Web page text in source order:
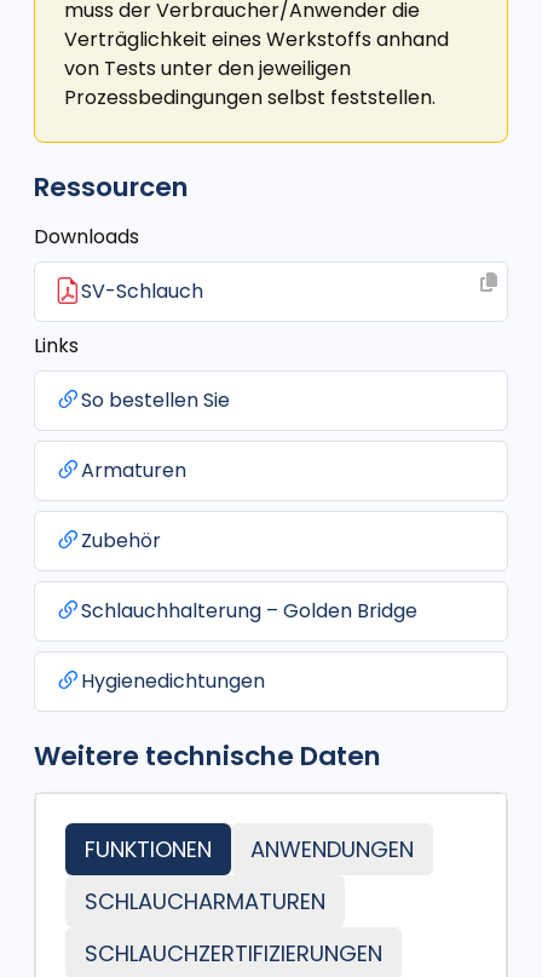
muss der Verbraucher/Anwender die
Verträglichkeit eines Werkstoffs anhand
von Tests unter den jeweiligen
Prozessbedingungen selbst feststellen.
Ressourcen
Downloads
SV-Schlauch
Links
So bestellen Sie
Armaturen
Zubehör
Schlauchhalterung – Golden Bridge
Hygienedichtungen
Weitere technische Daten
FUNKTIONEN
ANWENDUNGEN
SCHLAUCHARMATUREN
SCHLAUCHZERTIFIZIERUNGEN